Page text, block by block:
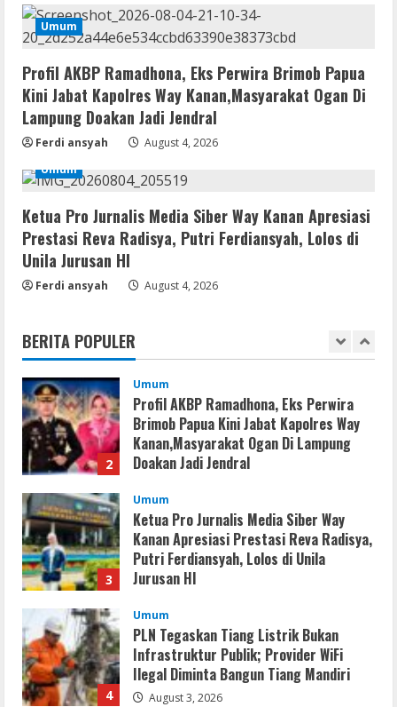
Umum
Profil AKBP Ramadhona, Eks Perwira Brimob Papua
Kini Jabat Kapolres Way Kanan,Masyarakat Ogan Di
Lampung Doakan Jadi Jendral
Ferdi ansyah
August 4, 2026
Umum
Ketua Pro Jurnalis Media Siber Way Kanan Apresiasi
Prestasi Reva Radisya, Putri Ferdiansyah, Lolos di
Unila Jurusan HI
Ferdi ansyah August 4, 2026
BERITA POPULER
August 4, 2026
4
Umum
Infrastruktur Publik; Provider WiFi
Ilegal Diminta Bangun Tiang Mandiri
August 3, 2026
5
Umum
Marak WiFi Ilegal Numpang Tiang PLN di
Buay Bahuga dan Way Tuba, Ancam
Keselamatan Warga
August 3, 2026
1
Profil AKBP Ramadhona, Eks Perwira
2
Umum
Profil AKBP Ramadhona, Eks Perwira
Brimob Papua Kini Jabat Kapolres Way
Kanan,Masyarakat Ogan Di Lampung
Doakan Jadi Jendral
3
Umum
Ketua Pro Jurnalis Media Siber Way
Kanan Apresiasi Prestasi Reva Radisya,
Putri Ferdiansyah, Lolos di Unila
Jurusan HI
4
Umum
PLN Tegaskan Tiang Listrik Bukan
Infrastruktur Publik; Provider WiFi
Ilegal Diminta Bangun Tiang Mandiri
August 3, 2026